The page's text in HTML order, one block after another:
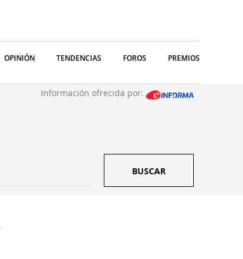
OPINIÓN TENDENCIAS FOROS PREMIOS
Información ofrecida por:
BUSCAR